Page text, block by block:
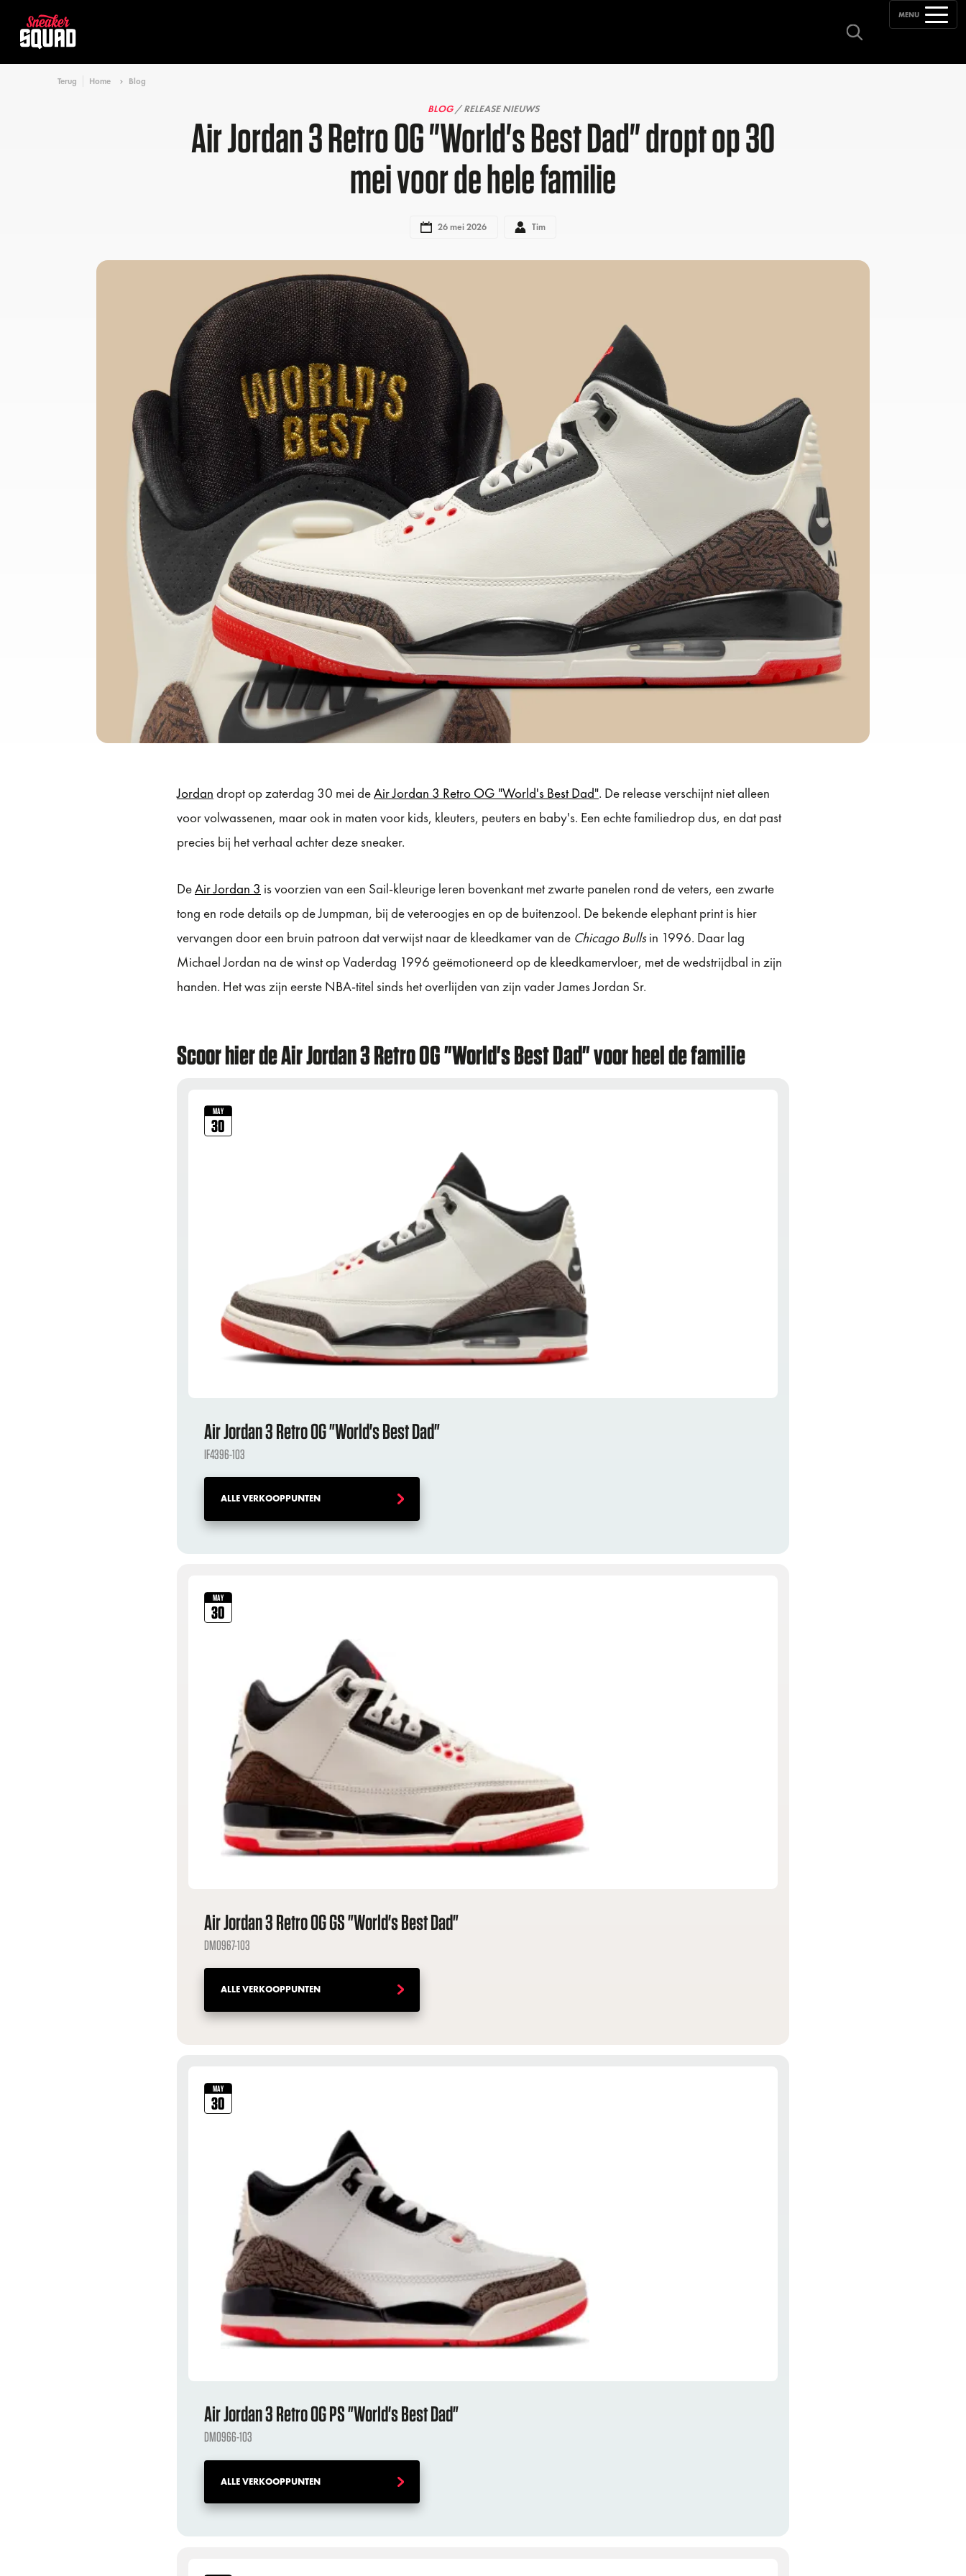
MENU
Terug Home Blog
BLOG/ RELEASE NIEUWS
Air Jordan 3 Retro OG "World's Best Dad" dropt op 30
mei voor de hele familie
26 mei 2026 Tim
Jordan dropt op zaterdag 30 mei deAir Jordan 3 Retro OG "World's Best Dad". De release verschijnt niet alleen
voor volwassenen, maar ook in maten voor kids, kleuters, peuters en baby's. Een echte familiedrop dus, en dat past
precies bij het verhaal achter deze sneaker.
DeAir Jordan 3 is voorzien van een Sail-kleurige leren bovenkant met zwarte panelen rond de veters, een zwarte
tong en rode details op de Jumpman, bij de veteroogjes en op de buitenzool. De bekende elephant print is hier
vervangen door een bruin patroon dat verwijst naar de kleedkamer van de Chicago Bullsin 1996. Daar lag
Michael Jordan na de winst op Vaderdag 1996 geëmotioneerd op de kleedkamervloer, met de wedstrijdbal in zijn
handen. Het was zijn eerste NBA-titel sinds het overlijden van zijn vader James Jordan Sr.
Scoor hier de Air Jordan 3 Retro OG "World's Best Dad" voor heel de familie
MAY
30
Air Jordan 3 Retro OG "World's Best Dad"
IF4396-103
ALLE VERKOOPPUNTEN
MAY
30
Air Jordan 3 Retro OG GS "World's Best Dad"
DM0967-103
ALLE VERKOOPPUNTEN
MAY
30
Air Jordan 3 Retro OG PS "World's Best Dad"
DM0966-103
ALLE VERKOOPPUNTEN